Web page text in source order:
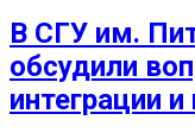
В СГУ им.
обсудили
интеграции